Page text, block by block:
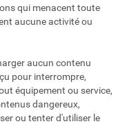
qui menacent toute
aucune activité ou
aucun contenu
pour interrompre,
équipement ou service,
dangereux,
ou tenter d'utiliser le